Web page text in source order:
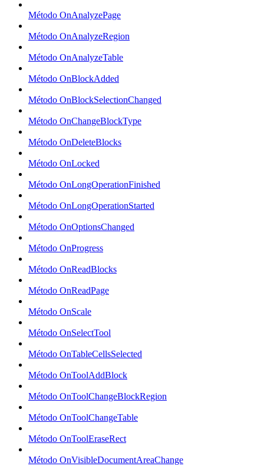
Método OnAnalyzePage
Método OnAnalyzeRegion
Método OnAnalyzeTable
Método OnBlockAdded
Método OnBlockSelectionChanged
Método OnChangeBlockType
Método OnDeleteBlocks
Método OnLocked
Método OnLongOperationFinished
Método OnLongOperationStarted
Método OnOptionsChanged
Método OnProgress
Método OnReadBlocks
Método OnReadPage
Método OnScale
Método OnSelectTool
Método OnTableCellsSelected
Método OnToolAddBlock
Método OnToolChangeBlockRegion
Método OnToolChangeTable
Método OnToolEraseRect
Método OnVisibleDocumentAreaChange